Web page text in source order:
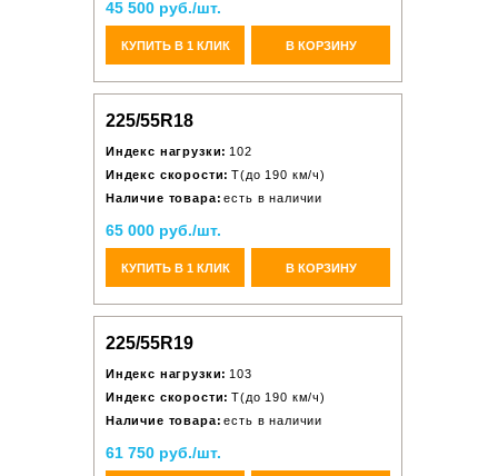
45 500 руб./шт.
КУПИТЬ В 1 КЛИК В КОРЗИНУ
225/55R18
Индекс нагрузки: 102
Индекс скорости: T(до 190 км/ч)
Наличие товара: есть в наличии
65 000 руб./шт.
КУПИТЬ В 1 КЛИК В КОРЗИНУ
225/55R19
Индекс нагрузки: 103
Индекс скорости: T(до 190 км/ч)
Наличие товара: есть в наличии
61 750 руб./шт.